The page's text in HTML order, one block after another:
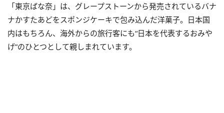
「東京ばな奈」は、グレープストーンから発売されているバナ
ナかすたあどをスポンジケーキで包み込んだ洋菓子。日本国
内はもちろん、海外からの旅行客にも“日本を代表するおみや
げ”のひとつとして親しまれています。